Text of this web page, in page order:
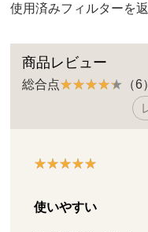
使用済みフィルターを
商品レビュー
総合点
（6）
使いやすい